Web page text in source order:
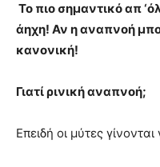
Το πιο σημαντικό απ
άηχη! Αν η αναπνοή
κανονική!
Γιατί ρινική αναπνοή;
Επειδή οι μύτες